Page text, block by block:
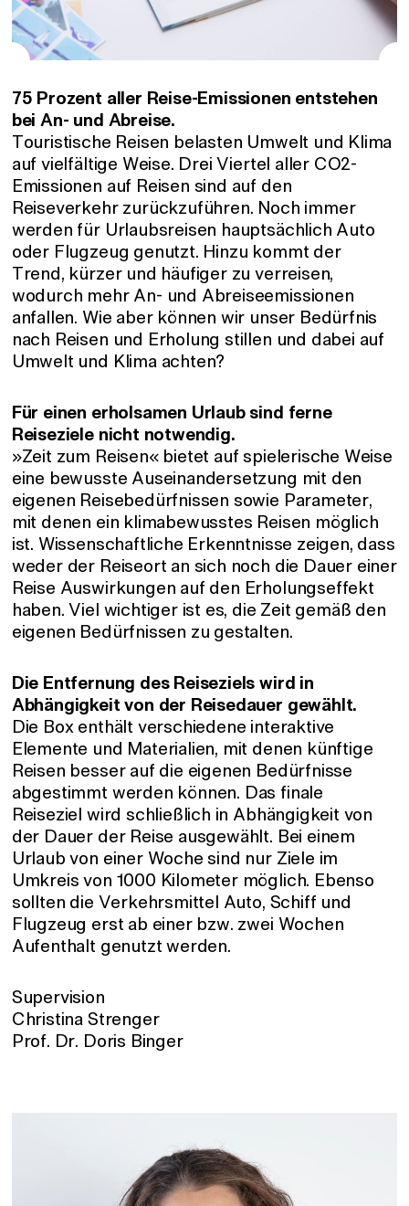
75 Prozent aller Reise-Emissionen entstehen
bei An- und Abreise.
Touristische Reisen belasten Umwelt und Klima
auf vielfältige Weise. Drei Viertel aller CO2-
Emissionen auf Reisen sind auf den
Reiseverkehr zurückzuführen. Noch immer
werden für Urlaubsreisen hauptsächlich Auto
oder Flugzeug genutzt. Hinzu kommt der
Trend, kürzer und häufiger zu verreisen,
wodurch mehr An- und Abreiseemissionen
anfallen. Wie aber können wir unser Bedürfnis
nach Reisen und Erholung stillen und dabei auf
Umwelt und Klima achten?
Für einen erholsamen Urlaub sind ferne
Reiseziele nicht notwendig.
»Zeit zum Reisen« bietet auf spielerische Weise
eine bewusste Auseinandersetzung mit den
eigenen Reisebedürfnissen sowie Parameter,
mit denen ein klimabewusstes Reisen möglich
ist. Wissenschaftliche Erkenntnisse zeigen, dass
weder der Reiseort an sich noch die Dauer einer
Reise Auswirkungen auf den Erholungseffekt
haben. Viel wichtiger ist es, die Zeit gemäß den
eigenen Bedürfnissen zu gestalten.
Die Entfernung des Reiseziels wird in
Abhängigkeit von der Reisedauer gewählt.
Die Box enthält verschiedene interaktive
Elemente und Materialien, mit denen künftige
Reisen besser auf die eigenen Bedürfnisse
abgestimmt werden können. Das finale
Reiseziel wird schließlich in Abhängigkeit von
der Dauer der Reise ausgewählt. Bei einem
Urlaub von einer Woche sind nur Ziele im
Umkreis von 1000 Kilometer möglich. Ebenso
sollten die Verkehrsmittel Auto, Schiff und
Flugzeug erst ab einer bzw. zwei Wochen
Aufenthalt genutzt werden.
Supervision
Christina Strenger
Prof. Dr. Doris Binger